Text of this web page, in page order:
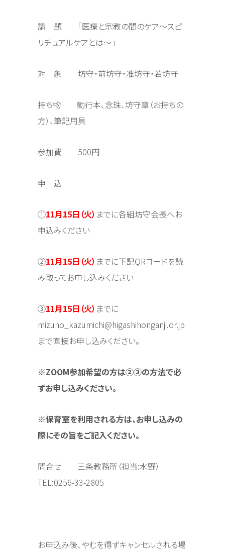
講 題 「医療と宗教の間のケア～スピ
リチュアルケアとは～」
対 象 坊守・前坊守・准坊守・若坊守
持ち物 勤行本、念珠、坊守章（お持ちの
方）、筆記用具
参加費 500円
申 込
①11月15日（火） までに各組坊守会長へお
申込みください
②11月15日（火） までに下記QRコードを読
み取ってお申し込みください
③11月15日（火） までに
mizuno_kazumichi@higashihonganji.or.jp
まで直接お申し込みください。
※ZOOM参加希望の方は②③の方法で必
ずお申し込みください。
※保育室を利用される方は、お申し込みの
際にその旨をご記入ください。
問合せ 三条教務所（担当:水野）
TEL:0256-33-2805
お申込み後、やむを得ずキャンセルされる場